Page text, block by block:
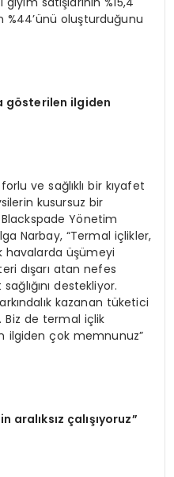
%44’ünü oluşturduğunu
gösterilen ilgiden
ve sağlıklı bir kıyafet
kusursuz bir
Yönetim
Narbay, “Termal içlikler,
havalarda üşümeyi
dışarı atan nefes
destekliyor.
kazanan tüketici
Biz de termal içlik
ilgiden çok memnunuz”
çalışıyoruz”